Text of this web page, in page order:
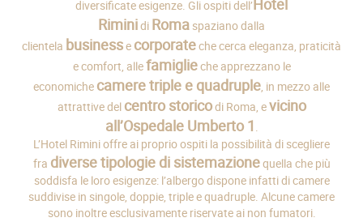
diversificate esigenze. Gli ospiti dell’
Riminidi Roma spaziano dalla
clientela businesse corporateche cerca eleganza, praticità
e comfort, allefamiglieche apprezzano le
economiche camere triple e quadruple , in mezzo alle
attrattive del centro storicodi Roma, evicino
all’Ospedale Umberto 1
L’Hotel Rimini offre ai proprio ospiti la possibilità di scegliere
fra diverse tipologie di sistemazionequella che più
soddisfa le loro esigenze: l’albergo dispone infatti di camere
suddivise in singole, doppie, triple e quadruple. Alcune camere
sono inoltre esclusivamente riservate ai non fumatori.